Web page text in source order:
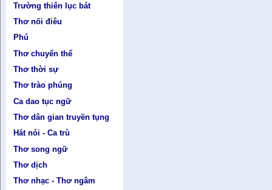
Trường thiên lục bát
Thơ nối điêu
Phú
Thơ chuyển thể
Thơ thời sự
Thơ trào phúng
Ca dao tục ngữ
Thơ dân gian truyền tụng
Hát nói - Ca trù
Thơ song ngữ
Thơ dịch
Thơ nhạc - Thơ ngâm